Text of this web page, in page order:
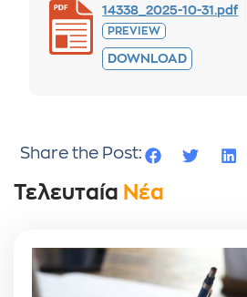
14338_2025-10-31.pdf
PREVIEW
DOWNLOAD
Share the Post:
Τελευταία Νέα